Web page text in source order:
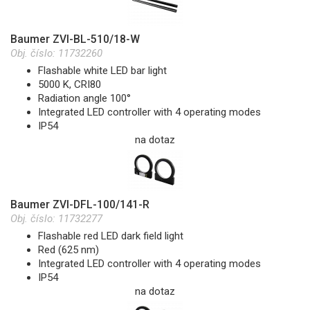
Baumer ZVI-BL-510/18-W
Obj. číslo: 11732260
Flashable white LED bar light
5000 K, CRI80
Radiation angle 100°
Integrated LED controller with 4 operating modes
IP54
na dotaz
Baumer ZVI-DFL-100/141-R
Obj. číslo: 11732277
Flashable red LED dark field light
Red (625 nm)
Integrated LED controller with 4 operating modes
IP54
na dotaz